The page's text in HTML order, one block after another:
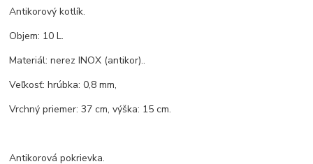
Antikorový kotlík.
Objem: 10 L.
Materiál: nerez INOX (antikor)..
Veľkosť: hrúbka: 0,8 mm,
Vrchný priemer: 37 cm, výška: 15 cm.
Antikorová pokrievka.